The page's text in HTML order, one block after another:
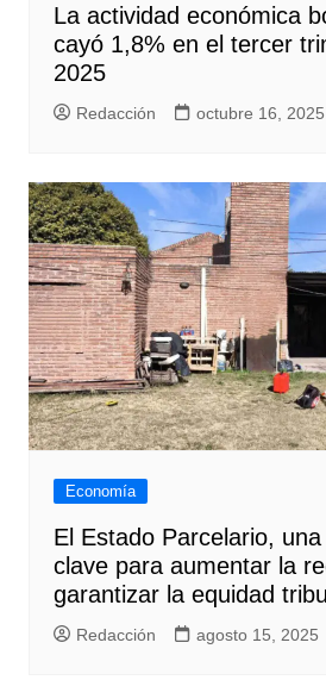
La actividad económica
cayó 1,8% en el tercer
2025
Redacción octubre 16, 2025
Economía
El Estado Parcelario,
clave para aumentar la
garantizar la equidad
Redacción agosto 15, 2025